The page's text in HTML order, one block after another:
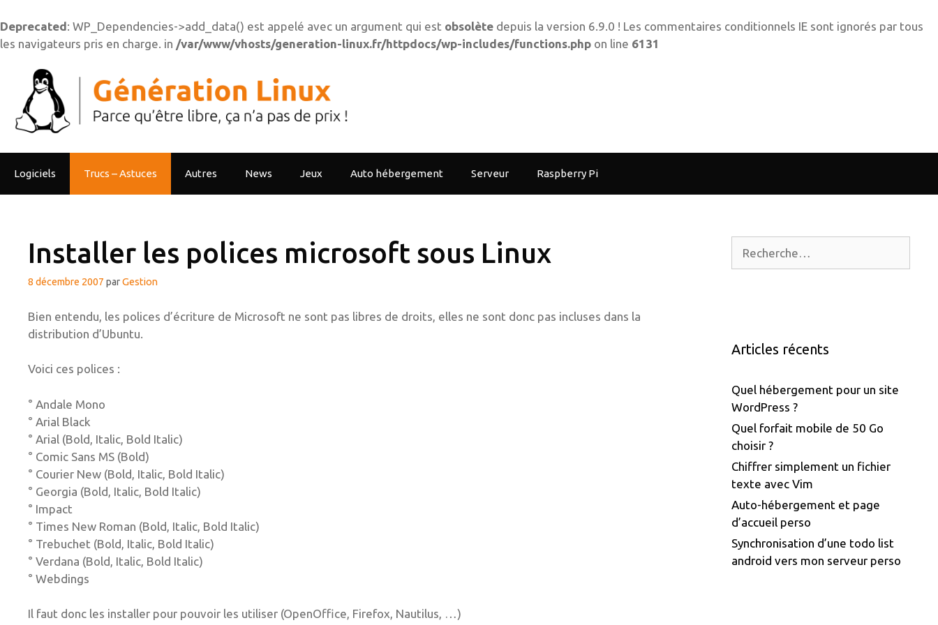
Deprecated: WP_Dependencies->add_data() est appelé avec un argument qui est obsolète depuis la version 6.9.0 ! Les commentaires conditionnels IE sont ignorés par tous
les navigateurs pris en charge. in /var/www/vhosts/generation-linux.fr/httpdocs/wp-includes/functions.php on line 6131
contenu
Logiciels Trucs – Astuces Autres News Jeux Auto hébergement Serveur Raspberry Pi
Installer les polices microsoft sous Linux
8 décembre 2007 parGestion
Bien entendu, les polices d’écriture de Microsoft ne sont pas libres de droits, elles ne sont donc pas incluses dans la
distribution d’Ubuntu.
Voici ces polices :
° Andale Mono
° Arial Black
° Arial (Bold, Italic, Bold Italic)
° Comic Sans MS (Bold)
° Courier New (Bold, Italic, Bold Italic)
° Georgia (Bold, Italic, Bold Italic)
° Impact
° Times New Roman (Bold, Italic, Bold Italic)
° Trebuchet (Bold, Italic, Bold Italic)
° Verdana (Bold, Italic, Bold Italic)
° Webdings
Il faut donc les installer pour pouvoir les utiliser (OpenOffice, Firefox, Nautilus, …)
Articles récents
Quel hébergement pour un site
WordPress ?
Quel forfait mobile de 50 Go
choisir ?
Chiffrer simplement un fichier
texte avec Vim
Auto-hébergement et page
d’accueil perso
Synchronisation d’une todo list
android vers mon serveur perso